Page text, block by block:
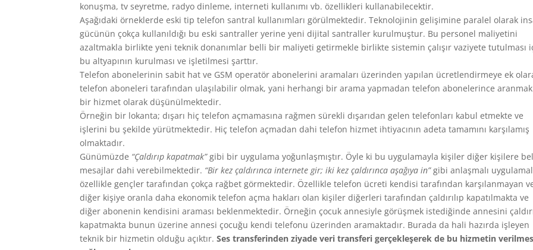
konuşma, tv seyretme, radyo dinleme, interneti kullanımı vb. özellikleri kullanabilecektir.
Aşağıdaki örneklerde eski tip telefon santral kullanımları görülmektedir. Teknolojinin gelişimine paralel olarak
gücünün çokça kullanıldığı bu eski santraller yerine yeni dijital santraller kurulmuştur. Bu personel maliyetini
azaltmakla birlikte yeni teknik donanımlar belli bir maliyeti getirmekle birlikte sistemin çalışır vaziyete tutulması
bu altyapının kurulması ve işletilmesi şarttır.
Telefon abonelerinin sabit hat ve GSM operatör abonelerini aramaları üzerinden yapılan ücretlendirmeye ek
telefon aboneleri tarafından ulaşılabilir olmak, yani herhangi bir arama yapmadan telefon abonelerince
bir hizmet olarak düşünülmektedir.
Örneğin bir lokanta; dışarı hiç telefon açmamasına rağmen sürekli dışarıdan gelen telefonları kabul etmekte ve
işlerini bu şekilde yürütmektedir. Hiç telefon açmadan dahi telefon hizmet ihtiyacının adeta tamamını karşılamış
olmaktadır.
Günümüzde “Çaldırıp kapatmak”gibi bir uygulama yoğunlaşmıştır. Öyle ki bu uygulamayla kişiler diğer kişilere
mesajlar dahi verebilmektedir. “Bir kez çaldırınca internete gir; iki kez çaldırınca aşağıya in”gibi anlaşmalı
özellikle gençler tarafından çokça rağbet görmektedir. Özellikle telefon ücreti kendisi tarafından karşılanmayan
diğer kişiye oranla daha ekonomik telefon açma hakları olan kişiler diğerleri tarafından çaldırılıp kapatılmakta ve
diğer abonenin kendisini araması beklenmektedir. Örneğin çocuk annesiyle görüşmek istediğinde annesini
kapatmakta bunun üzerine annesi çocuğu kendi telefonu üzerinden aramaktadır. Burada da hali hazırda işleyen
teknik bir hizmetin olduğu açıktır.Ses transferinden ziyade veri transferi gerçekleşerek de bu hizmetin